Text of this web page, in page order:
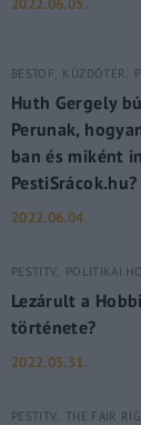
BESTOF KÜZDŐTÉR
Huth Gergely
Perunak,
ban és miként
PestiSrácok.hu?
2022.06.04.
PESTITV POLITIKAI
Lezárult a
története?
2022.05.31.
PESTITV THE FAIR